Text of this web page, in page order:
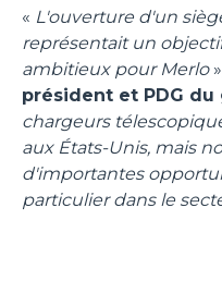
« L'ouverture d'un
représentait un
ambitieux pour Merlo»
président et PDG
chargeurs
aux États-Unis, mais
d'importantes
particulier dans le